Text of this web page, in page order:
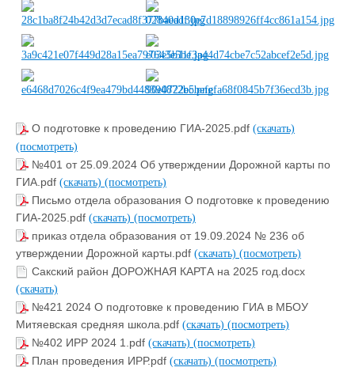
О подготовке к проведению ГИА-2025.pdf (скачать)
(посмотреть)
№401 от 25.09.2024 Об утверждении Дорожной карты по
ГИА.pdf (скачать) (посмотреть)
Письмо отдела образования О подготовке к проведению
ГИА-2025.pdf (скачать) (посмотреть)
приказ отдела образования от 19.09.2024 № 236 об
утверждении Дорожной карты.pdf (скачать) (посмотреть)
Сакский район ДОРОЖНАЯ КАРТА на 2025 год.docx
(скачать)
№421 2024 О подготовке к проведению ГИА в МБОУ
Митяевская средняя школа.pdf (скачать) (посмотреть)
№402 ИРР 2024 1.pdf (скачать) (посмотреть)
План проведения ИРР.pdf (скачать) (посмотреть)